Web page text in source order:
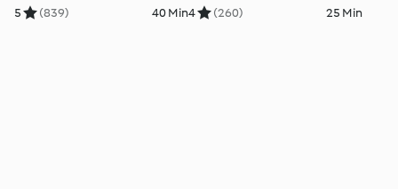
5 (839) 40 Min4 (260) 25 Min